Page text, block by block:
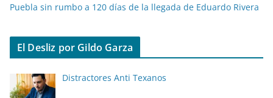
Puebla sin rumbo a 120 días de la llegada de Eduardo Rivera
El Desliz por Gildo Garza
Distractores Anti Texanos